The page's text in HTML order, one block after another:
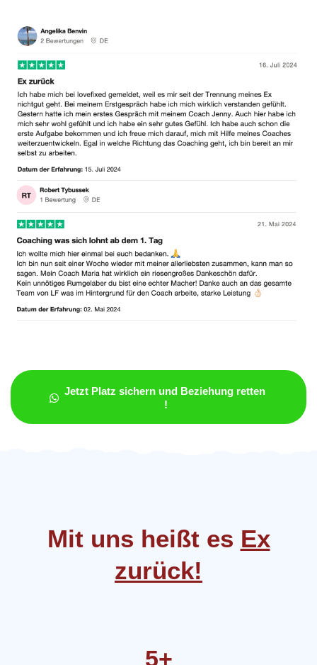
Jetzt Platz sichern und Beziehung retten
!
Mit uns heißt es Ex
zurück!
5+